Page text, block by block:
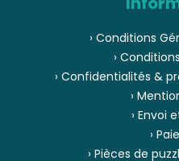
› Conditions
›
› Confidentialités &
›
› Envoi
›
› Pièces de